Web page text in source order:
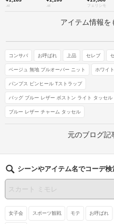
.st .st フェリシモ
アイテム情報を
コンサバ お呼ばれ 上品 セレブ
ベージュ 無地 プルオーバー ニット ホワイ
パンプス ピンヒール Tストラップ
バッグ ブルー レザー ボストン ライト タッセル
ブルー レザー チャーム タッセル
元のブログ記
シーンやアイテム名でコーデ検
女子会 スポーツ観戦 モテ お呼ばれ